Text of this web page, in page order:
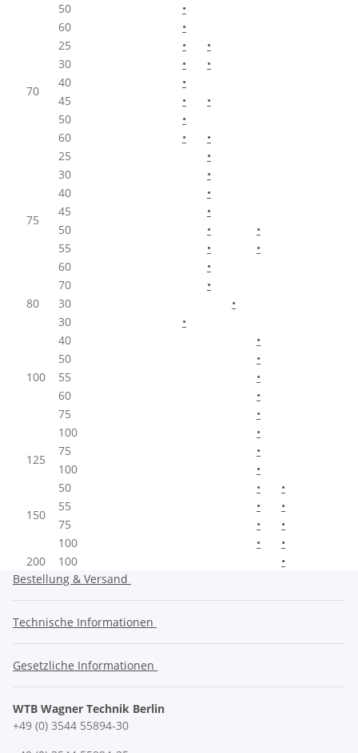
50
•
60
•
70
25 •
•
30
•
•
40
•
45
•
•
50
•
60
• •
75
25
•
30
•
40
•
45
•
50
•
•
55
•
•
60
•
70
•
80
30 •
100
30
•
40
•
50
•
55
•
60
•
75
•
100
•
125
75
•
100
•
150
50 •
•
55
•
•
75
•
•
100
•
•
200
100
•
Bestellung & Versand
Technische Informationen
Gesetzliche Informationen
WTB Wagner Technik Berlin
+49 (0) 3544 55894-30